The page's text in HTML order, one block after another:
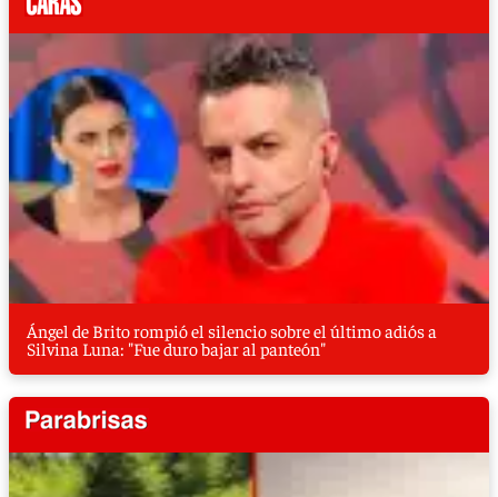
Ángel de Brito rompió el silencio sobre el último adiós a
Silvina Luna: "Fue duro bajar al panteón"